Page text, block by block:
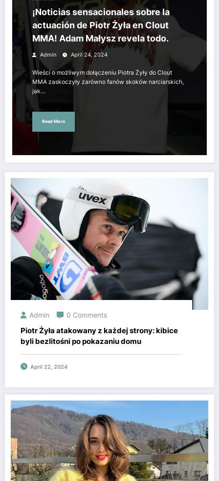
¡Noticias sensacionales sobre la
actuación de Piotr Żyła en Clout
MMA! Adam Małysz revela todo.
Admin April 24, 2024
Wieści o możliwym dołączeniu Piotra Żyły do Clout
MMA zaskoczyły zarówno fanów skoków narciarskich,
jak…
Read More
Admin 0 Comments
Piotr Żyła atakowany z każdej strony: kibice
byli bezlitośni po pokazaniu domu
April 22, 2024